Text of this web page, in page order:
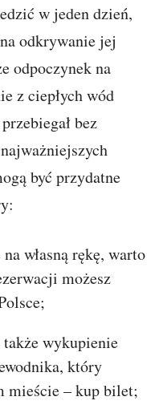
w jeden dzień,
odkrywanie jej
odpoczynek na
z ciepłych wód
bez
być przydatne
własną rękę, warto
możesz
także wykupienie
który
mieście – kup bilet;